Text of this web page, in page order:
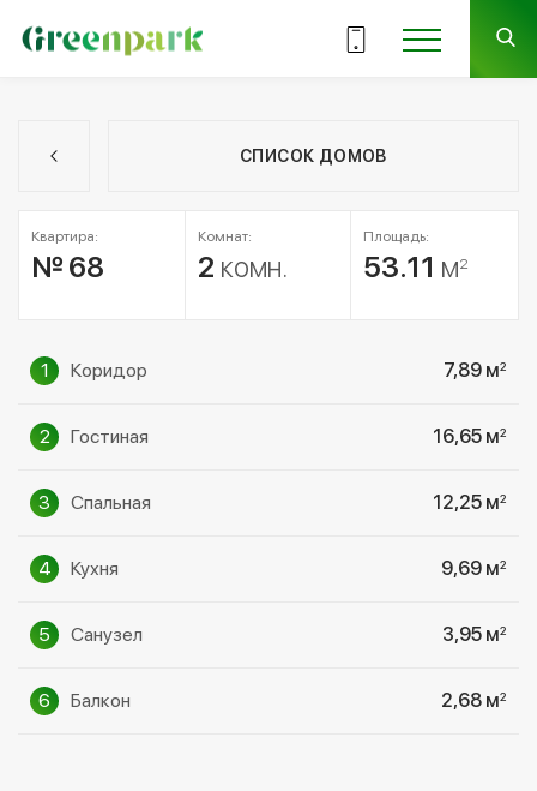
СПИСОК ДОМОВ
Квартира:
№ 68
Комнат:
2 комн.
Площадь:
53.11 м2
1 Коридор 7,89 м2
2 Гостиная 16,65 м2
3 Спальная 12,25 м2
4 Кухня 9,69 м2
5 Cанузел 3,95 м2
6 Балкон 2,68 м2